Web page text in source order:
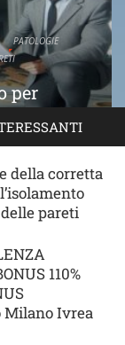
della corretta
pareti
110%
Milano Ivrea
PATOLOGIE
per